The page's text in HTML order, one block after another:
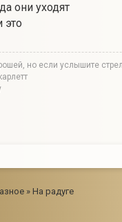
они уходят
это
но если услышите
» На радуге